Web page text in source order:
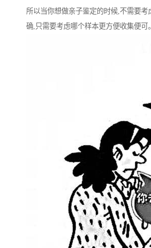
所以当你想做亲子鉴定的时候,不需要考
确,只需要考虑哪个样本更方便收集便可。